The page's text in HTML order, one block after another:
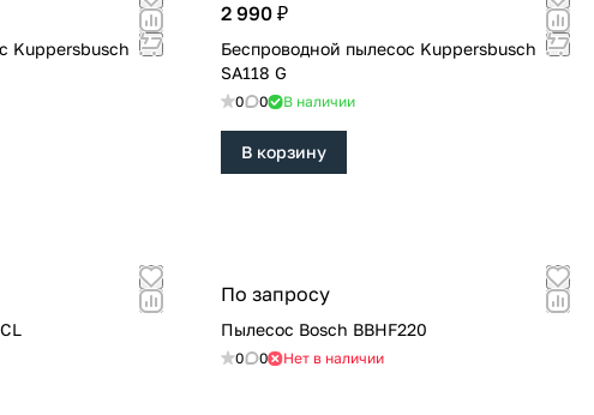
Kuppersbusch
2 990 ₽
Беспроводной пылесос Kuppersbusch
SA118 G
0 0 В наличии
В корзину
По запросу
Пылесос Bosch BBHF220
0 0 Нет в наличии